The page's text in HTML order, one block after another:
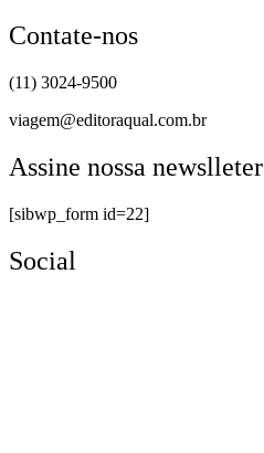
Contate-nos
(11) 3024-9500
viagem@editoraqual.com.br
Assine nossa newslleter
[sibwp_form id=22]
Social